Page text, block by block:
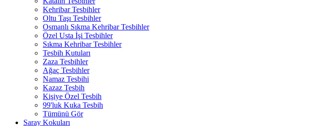
Kehribar Tesbihler
Oltu Taşı Tesbihler
Osmanlı Sıkma Kehribar Tesbihler
Özel Usta İşi Tesbihler
Sıkma Kehribar Tesbihler
Tesbih Kutuları
Zaza Tesbihler
Ağaç Tesbihler
Namaz Tesbihi
Kazaz Tesbih
Kişiye Özel Tesbih
99'luk Kuka Tesbih
Tümünü Gör
Saray Kokuları